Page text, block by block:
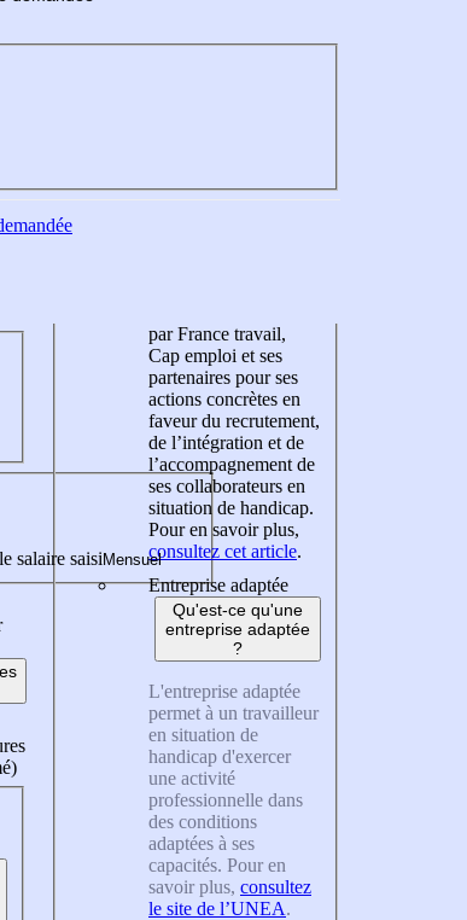
salaire saisi
par France travail,
Cap emploi et ses
partenaires pour ses
actions concrètes en
faveur du recrutement,
de l’intégration et de
l’accompagnement de
ses collaborateurs en
situation de handicap.
Pour en savoir plus,
consultez cet article.
Entreprise adaptée
Qu'est-ce qu'une
entreprise adaptée
?
L'entreprise adaptée
permet à un travailleur
en situation de
handicap d'exercer
une activité
professionnelle dans
des conditions
adaptées à ses
capacités. Pour en
savoir plus, consultez
le site de l’UNEA.